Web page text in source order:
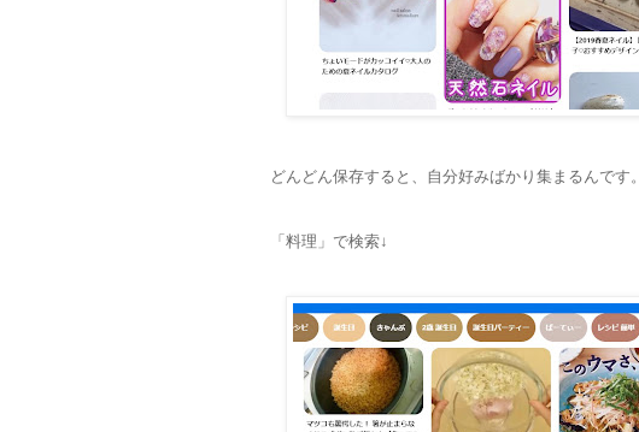
どんどん保存すると、自分好みばかり集まるんです。
「料理」で検索↓